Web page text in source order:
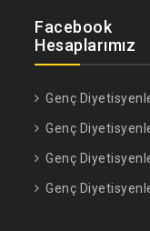
Facebook
Hesaplarımız
Genç
Genç
Genç
Genç